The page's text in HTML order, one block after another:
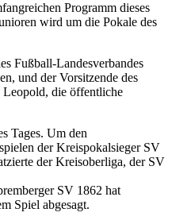
Programm dieses
wird um die Pokale des
Fußball-Landesverbandes
und der Vorsitzende des
Leopold, die öffentliche
Tages. Um den
der Kreispokalsieger SV
der Kreisoberliga, der SV
SV 1862 hat
Spiel abgesagt.